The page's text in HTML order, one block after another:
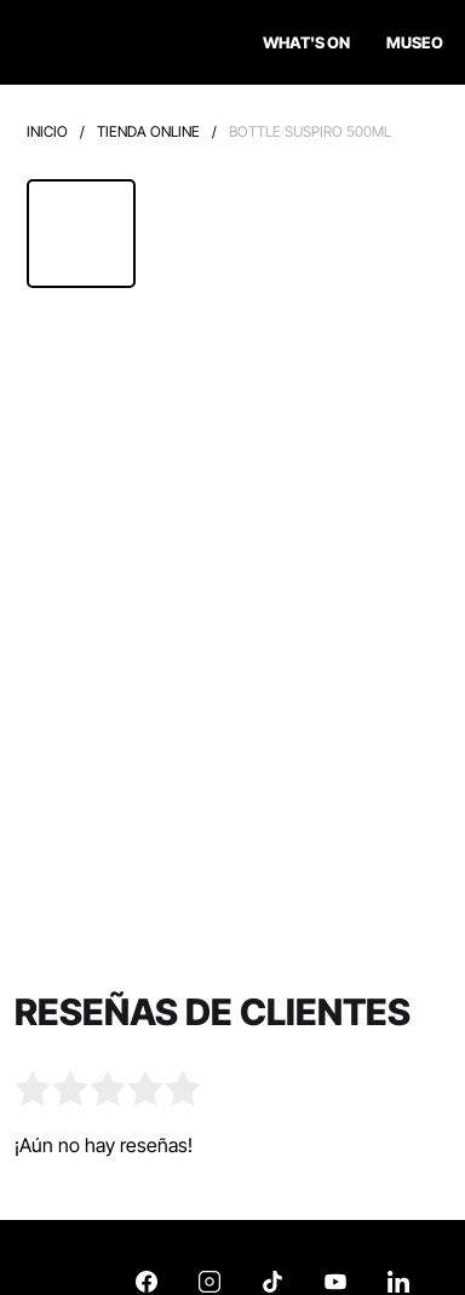
WHAT'S ON MUSEO
INICIO / TIENDA ONLINE / BOTTLE SUSPIRO 500ML
RESEÑAS DE CLIENTES
¡Aún no hay reseñas!